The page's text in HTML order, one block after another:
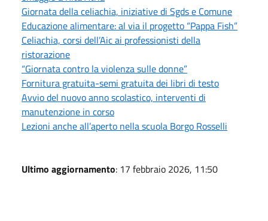
Giornata della celiachia, iniziative di Sgds e Comune
Educazione alimentare: al via il progetto “Pappa Fish”
Celiachia, corsi dell’Aic ai professionisti della
ristorazione
“Giornata contro la violenza sulle donne”
Fornitura gratuita-semi gratuita dei libri di testo
Avvio del nuovo anno scolastico, interventi di
manutenzione in corso
Lezioni anche all’aperto nella scuola Borgo Rosselli
Ultimo aggiornamento: 17 febbraio 2026, 11:50